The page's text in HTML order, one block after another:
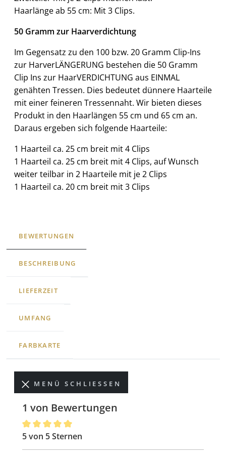
Haarlänge ab 55 cm: Mit 3 Clips.
50 Gramm zur Haarverdichtung
Im Gegensatz zu den 100 bzw. 20 Gramm Clip-Ins
zur HarverLÄNGERUNG bestehen die 50 Gramm
Clip Ins zur HaarVERDICHTUNG aus EINMAL
genähten Tressen. Dies bedeutet dünnere Haarteile
mit einer feineren Tressennaht. Wir bieten dieses
Produkt in den Haarlängen 55 cm und 65 cm an.
Daraus ergeben sich folgende Haarteile:
1 Haarteil ca. 25 cm breit mit 4 Clips
1 Haarteil ca. 25 cm breit mit 4 Clips, auf Wunsch
weiter teilbar in 2 Haarteile mit je 2 Clips
1 Haarteil ca. 20 cm breit mit 3 Clips
BEWERTUNGEN
BESCHREIBUNG
LIEFERZEIT
UMFANG
FARBKARTE
MENÜ SCHLIESSEN
1 von Bewertungen
Durchschnittliche Bewertung von 5 von 5 Sternen
5 von 5 Sternen